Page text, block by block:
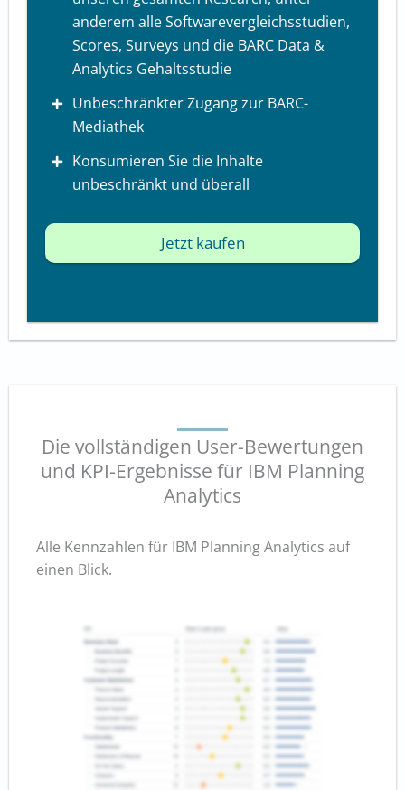
anderem alle Softwarevergleichsstudien,
Scores, Surveys und die BARC Data &
Analytics Gehaltsstudie
Unbeschränkter Zugang zur BARC-
Mediathek
Konsumieren Sie die Inhalte
unbeschränkt und überall
Jetzt kaufen
Die vollständigen User-Bewertungen
und KPI-Ergebnisse für IBM Planning
Analytics
Alle Kennzahlen für IBM Planning Analytics auf
einen Blick.